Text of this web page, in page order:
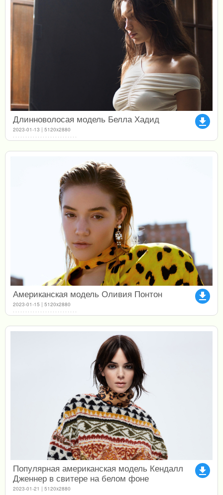
file_download
Длинноволосая модель Белла Хадид
2023-01-13 | 5120x2880
file_download
Американская модель Оливия Понтон
2023-01-15 | 5120x2880
file_download
Популярная американская модель Кендалл
Дженнер в свитере на белом фоне
2023-01-21 | 5120x2880